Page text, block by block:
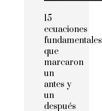
15
ecuaciones
fundamentales
que
marcaron
un
antes y
un
después